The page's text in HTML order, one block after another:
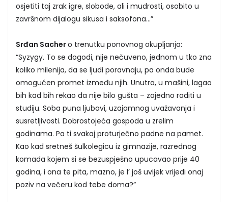
osjetiti taj zrak igre, slobode, ali i mudrosti, osobito u
završnom dijalogu sikusa i saksofona…”
Srđan Sachero trenutku ponovnog okupljanja:
“Syzygy. To se dogodi, nije nečuveno, jednom u tko zna
koliko milenija, da se ljudi poravnaju, pa onda bude
omogućen promet između njih. Unutra, u mašini, lagao
bih kad bih rekao da nije bilo gušta – zajedno raditi u
studiju. Soba puna ljubavi, uzajamnog uvažavanja i
susretljivosti. Dobrostojeća gospoda u zrelim
godinama. Pa ti svakaj proturječno padne na pamet.
Kao kad sretneš šulkolegicu iz gimnazije, razrednog
komada kojem si se bezuspješno upucavao prije 40
godina, i ona te pita, mazno, je l’ još uvijek vrijedi onaj
poziv na večeru kod tebe doma?”